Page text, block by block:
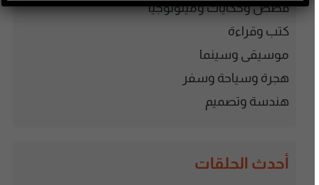
قصص وحكايات وميثولوجيا
كتب وقراءة
موسيقى وسينما
هجرة وسياحة وسفر
هندسة وتصميم
أحدث الحلقات